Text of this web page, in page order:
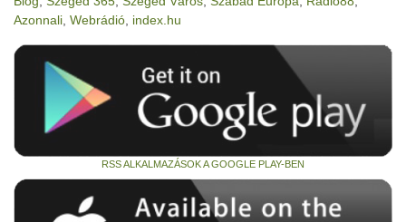
Azonnali Webrádió index.hu
RSS ALKALMAZÁSOK A GOOGLE PLAY-BEN